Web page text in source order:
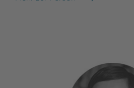
Michael Ende